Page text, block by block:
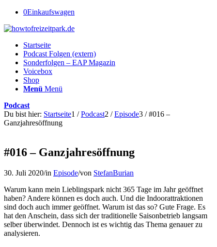
0Einkaufswagen
Startseite
Podcast Folgen (extern)
Sonderfolgen – EAP Magazin
Voicebox
Shop
Menü Menü
Podcast
Du bist hier: Startseite1 / Podcast2 / Episode3 / #016 –
Ganzjahresöffnung
#016 – Ganzjahresöffnung
30. Juli 2020/in Episode/von StefanBurian
Warum kann mein Lieblingspark nicht 365 Tage im Jahr geöffnet
haben? Andere können es doch auch. Und die Indoorattraktionen
sind doch auch immer geöffnet. Warum ist das so? Gute Frage. Es
hat den Anschein, dass sich der traditionelle Saisonbetrieb langsam
selber überwindet. Dennoch ist es wichtig das Thema genauer zu
analysieren.